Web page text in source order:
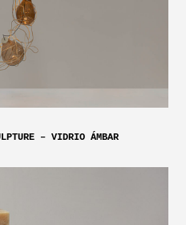
– VIDRIO ÁMBAR